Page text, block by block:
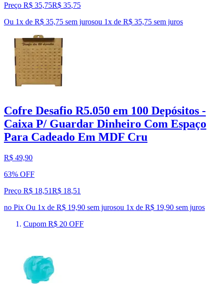
Preço R$ 35,75R$ 35,75
Ou 1x de R$ 35,75 sem jurosou 1x de R$ 35,75 sem juros
Cofre Desafio R5.050 em 100 Depósitos -
Caixa P/ Guardar Dinheiro Com Espaço
Para Cadeado Em MDF Cru
R$ 49,90
63% OFF
Preço R$ 18,51R$ 18,51
no Pix Ou 1x de R$ 19,90 sem jurosou 1x de R$ 19,90 sem juros
Cupom R$ 20 OFF